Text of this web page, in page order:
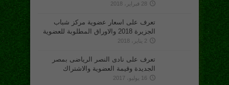
28 فبراير، 2018
تعرف على اسعار عضوية مركز شباب
الجزيرة 2018 والاوراق المطلوبة للعضوية
2 يناير، 2018
تعرف على نادى النصر الرياضى بمصر
الجديدة وقيمة العضوية والاشتراك
16 يوليو، 2017